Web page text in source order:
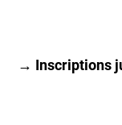
→ Inscriptions